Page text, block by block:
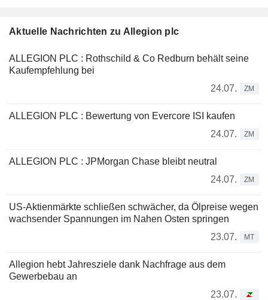
Aktuelle Nachrichten zu Allegion plc
ALLEGION PLC : Rothschild & Co Redburn behält seine
Kaufempfehlung bei
24.07.
ZM
ALLEGION PLC : Bewertung von Evercore ISI kaufen
24.07.
ZM
ALLEGION PLC : JPMorgan Chase bleibt neutral
24.07.
ZM
US-Aktienmärkte schließen schwächer, da Ölpreise wegen
wachsender Spannungen im Nahen Osten springen
23.07.
MT
Allegion hebt Jahresziele dank Nachfrage aus dem
Gewerbebau an
23.07.